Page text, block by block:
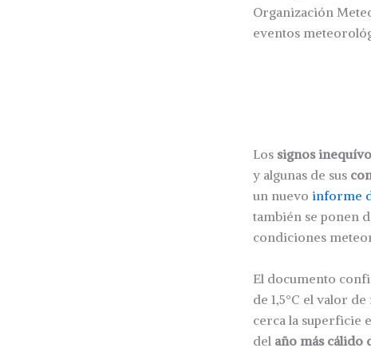
Organización
eventos
Los signos
y algunas de sus
un nuevo informe
también se ponen
condiciones
El documento
de 1,5°C el valor
cerca la superficie
del año más cálido